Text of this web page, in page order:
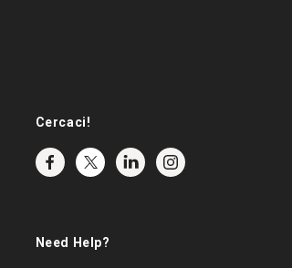
Cercaci!
Need Help?